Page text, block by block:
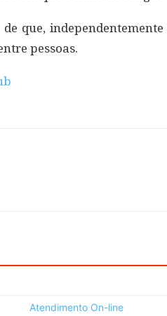
que,
pessoas.